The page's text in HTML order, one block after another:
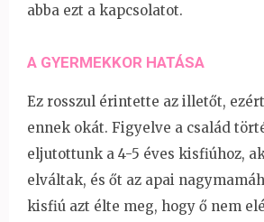
abba ezt a kapcsolatot.
A GYERMEKKOR HATÁSA
Ez rosszul érintette az illetőt,
ennek okát. Figyelve a család
eljutottunk a 4-5 éves kisfiúhoz,
elváltak, és őt az apai
kisfiú azt élte meg, hogy ő nem